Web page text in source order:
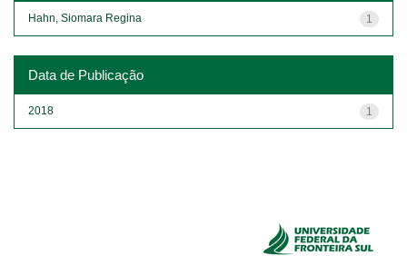
1
Hahn, Siomara Regina
Data de Publicação
1
2018